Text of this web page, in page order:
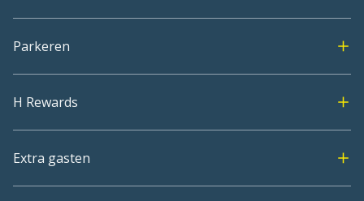
Parkeren
H Rewards
Extra gasten